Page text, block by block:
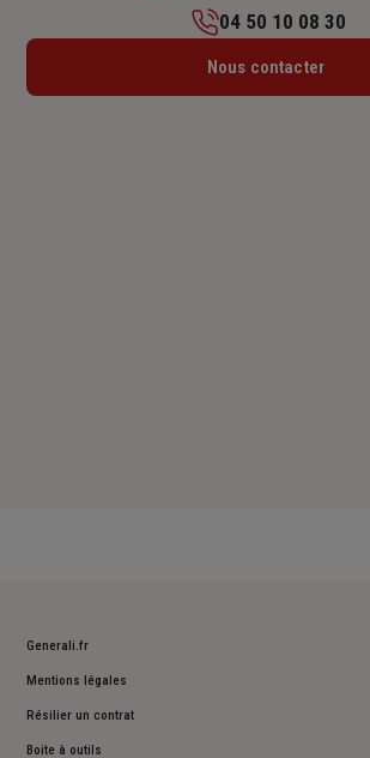
Lundi : 09h – 12h / 14h – 17h
04 50 10 08 30
Nous contacter
Generali.fr
Mentions légales
Résilier un contrat
Boite à outils